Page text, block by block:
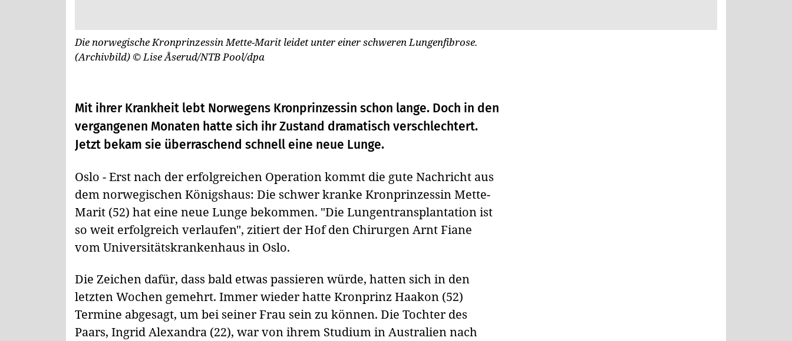
Die norwegische Kronprinzessin Mette-Marit leidet unter einer schweren Lungenfibrose.
(Archivbild) © Lise Åserud/NTB Pool/dpa
Mit ihrer Krankheit lebt Norwegens Kronprinzessin schon lange. Doch in den
vergangenen Monaten hatte sich ihr Zustand dramatisch verschlechtert.
Jetzt bekam sie überraschend schnell eine neue Lunge.
Oslo - Erst nach der erfolgreichen Operation kommt die gute Nachricht aus
dem norwegischen Königshaus: Die schwer kranke Kronprinzessin Mette-
Marit (52) hat eine neue Lunge bekommen. "Die Lungentransplantation ist
so weit erfolgreich verlaufen", zitiert der Hof den Chirurgen Arnt Fiane
vom Universitätskrankenhaus in Oslo.
Die Zeichen dafür, dass bald etwas passieren würde, hatten sich in den
letzten Wochen gemehrt. Immer wieder hatte Kronprinz Haakon (52)
Termine abgesagt, um bei seiner Frau sein zu können. Die Tochter des
Paars, Ingrid Alexandra (22), war von ihrem Studium in Australien nach